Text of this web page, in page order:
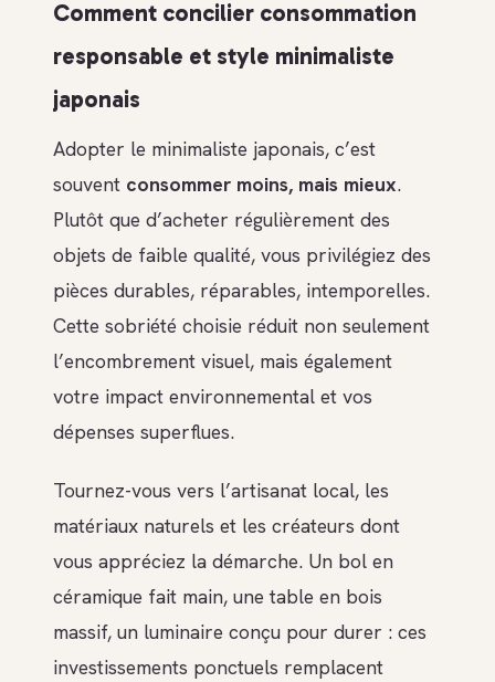
Comment concilier consommation
responsable et style minimaliste
japonais
Adopter le minimaliste japonais, c’est
souvent consommer moins, mais mieux.
Plutôt que d’acheter régulièrement des
objets de faible qualité, vous privilégiez des
pièces durables, réparables, intemporelles.
Cette sobriété choisie réduit non seulement
l’encombrement visuel, mais également
votre impact environnemental et vos
dépenses superflues.
Tournez-vous vers l’artisanat local, les
matériaux naturels et les créateurs dont
vous appréciez la démarche. Un bol en
céramique fait main, une table en bois
massif, un luminaire conçu pour durer : ces
investissements ponctuels remplacent